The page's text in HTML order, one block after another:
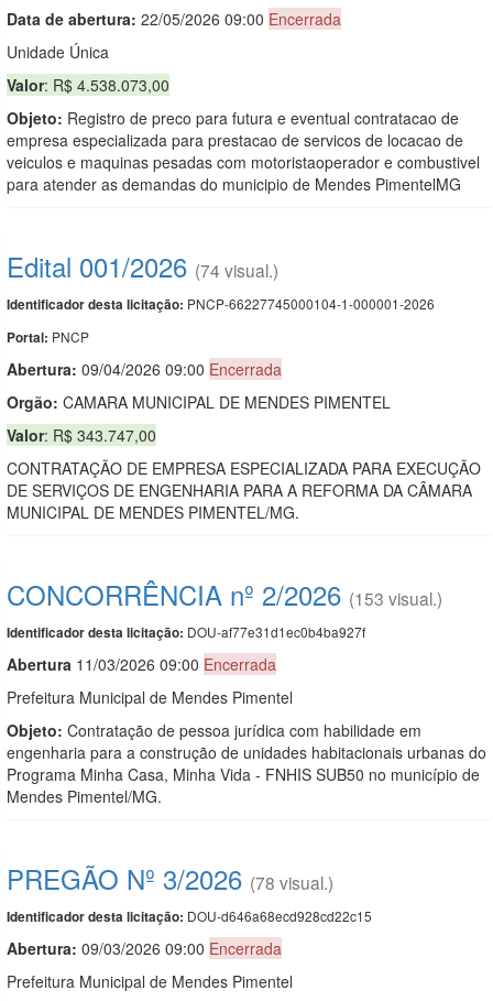
Data de abertura: 22/05/2026 09:00 Encerrada
Unidade Única
Valor: R$ 4.538.073,00
Objeto: Registro de preco para futura e eventual contratacao de
empresa especializada para prestacao de servicos de locacao de
veiculos e maquinas pesadas com motoristaoperador e combustivel
para atender as demandas do municipio de Mendes PimentelMG
Edital 001/2026 (74 visual.)
Identificador desta licitação: PNCP-66227745000104-1-000001-2026
Portal: PNCP
Abertura: 09/04/2026 09:00 Encerrada
Orgão: CAMARA MUNICIPAL DE MENDES PIMENTEL
Valor: R$ 343.747,00
CONTRATAÇÃO DE EMPRESA ESPECIALIZADA PARA EXECUÇÃO
DE SERVIÇOS DE ENGENHARIA PARA A REFORMA DA CÂMARA
MUNICIPAL DE MENDES PIMENTEL/MG.
CONCORRÊNCIA nº 2/2026 (153 visual.)
Identificador desta licitação: DOU-af77e31d1ec0b4ba927f
Abertura 11/03/2026 09:00 Encerrada
Prefeitura Municipal de Mendes Pimentel
Objeto: Contratação de pessoa jurídica com habilidade em
engenharia para a construção de unidades habitacionais urbanas do
Programa Minha Casa, Minha Vida - FNHIS SUB50 no município de
Mendes Pimentel/MG.
PREGÃO Nº 3/2026 (78 visual.)
Identificador desta licitação: DOU-d646a68ecd928cd22c15
Abertura: 09/03/2026 09:00 Encerrada
Prefeitura Municipal de Mendes Pimentel